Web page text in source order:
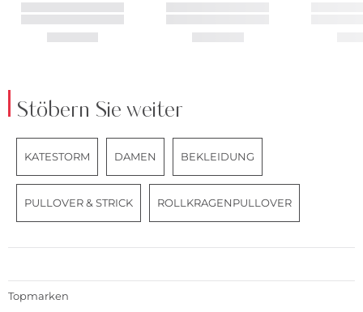
Stöbern Sie weiter
KATESTORM DAMEN BEKLEIDUNG
PULLOVER & STRICK ROLLKRAGENPULLOVER
Topmarken